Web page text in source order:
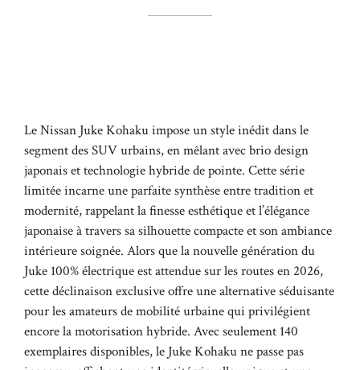
Le Nissan Juke Kohaku impose un style inédit dans le
segment des SUV urbains, en mêlant avec brio design
japonais et technologie hybride de pointe. Cette série
limitée incarne une parfaite synthèse entre tradition et
modernité, rappelant la finesse esthétique et l’élégance
japonaise à travers sa silhouette compacte et son ambiance
intérieure soignée. Alors que la nouvelle génération du
Juke 100% électrique est attendue sur les routes en 2026,
cette déclinaison exclusive offre une alternative séduisante
pour les amateurs de mobilité urbaine qui privilégient
encore la motorisation hybride. Avec seulement 140
exemplaires disponibles, le Juke Kohaku ne passe pas